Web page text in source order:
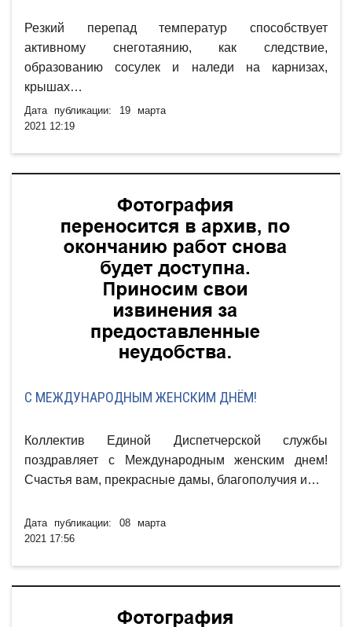
Резкий перепад температур способствует
активному снеготаянию, как следствие,
образованию сосулек и наледи на карнизах,
крышах…
Дата публикации: 19 марта
2021 12:19
С МЕЖДУНАРОДНЫМ ЖЕНСКИМ ДНЁМ!
Коллектив Единой Диспетчерской службы
поздравляет с Международным женским днем!
Счастья вам, прекрасные дамы, благополучия и…
Дата публикации: 08 марта
2021 17:56